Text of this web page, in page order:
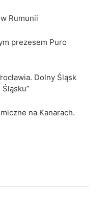
Rumunii
prezesem Puro
Dolny Śląsk
na Kanarach.